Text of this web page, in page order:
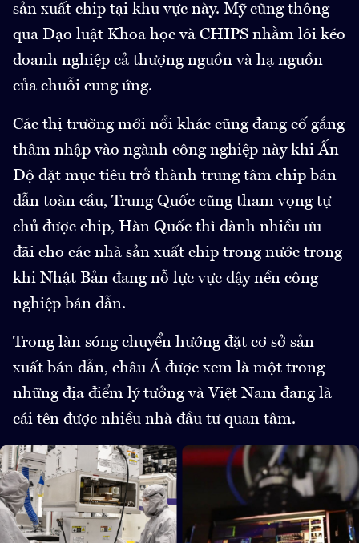
sản xuất chip tại khu vực này. Mỹ cũng thông
qua Đạo luật Khoa học và CHIPS nhằm lôi kéo
doanh nghiệp cả thượng nguồn và hạ nguồn
của chuỗi cung ứng.
Các thị trường mới nổi khác cũng đang cố gắng
thâm nhập vào ngành công nghiệp này khi Ấn
Độ đặt mục tiêu trở thành trung tâm chip bán
dẫn toàn cầu, Trung Quốc cũng tham vọng tự
chủ được chip, Hàn Quốc thì dành nhiều ưu
đãi cho các nhà sản xuất chip trong nước trong
khi Nhật Bản đang nỗ lực vực dậy nền công
nghiệp bán dẫn.
Trong làn sóng chuyển hướng đặt cơ sở sản
xuất bán dẫn, châu Á được xem là một trong
những địa điểm lý tưởng và Việt Nam đang là
cái tên được nhiều nhà đầu tư quan tâm.